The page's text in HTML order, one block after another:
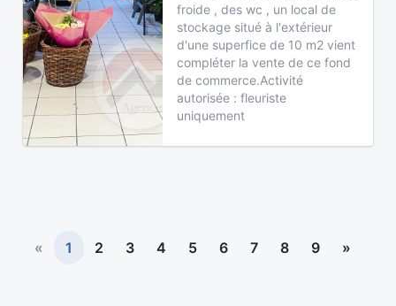
froide , des wc , un local de
stockage situé à l'extérieur
d'une superfice de 10 m2 vient
compléter la vente de ce fond
de commerce.Activité
autorisée : fleuriste
uniquement
« 1 2 3 4 5 6 7 8 9 »